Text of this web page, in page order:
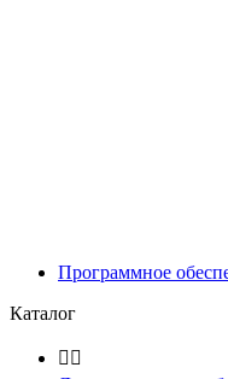
Программное
Каталог
 